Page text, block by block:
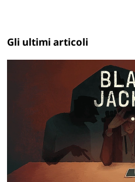
Gli ultimi articoli